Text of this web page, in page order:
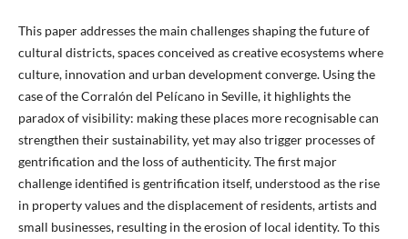
This paper addresses the main challenges shaping the future of
cultural districts, spaces conceived as creative ecosystems where
culture, innovation and urban development converge. Using the
case of the Corralón del Pelícano in Seville, it highlights the
paradox of visibility: making these places more recognisable can
strengthen their sustainability, yet may also trigger processes of
gentrification and the loss of authenticity. The first major
challenge identified is gentrification itself, understood as the rise
in property values and the displacement of residents, artists and
small businesses, resulting in the erosion of local identity. To this